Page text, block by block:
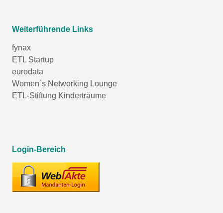
Weiterführende Links
fynax
ETL Startup
eurodata
Women´s Networking Lounge
ETL-Stiftung Kinderträume
Login-Bereich